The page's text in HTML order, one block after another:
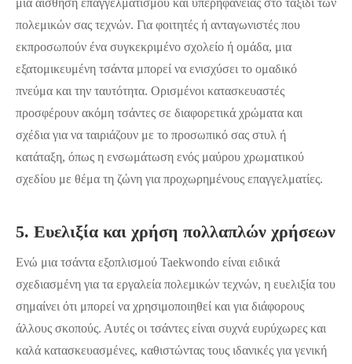
μια αίσθηση επαγγελματισμού και υπερηφάνειας στο ταξίδι των
πολεμικών σας τεχνών. Για φοιτητές ή ανταγωνιστές που
εκπροσωπούν ένα συγκεκριμένο σχολείο ή ομάδα, μια
εξατομικευμένη τσάντα μπορεί να ενισχύσει το ομαδικό
πνεύμα και την ταυτότητα. Ορισμένοι κατασκευαστές
προσφέρουν ακόμη τσάντες σε διαφορετικά χρώματα και
σχέδια για να ταιριάζουν με το προσωπικό σας στυλ ή
κατάταξη, όπως η ενσωμάτωση ενός μαύρου χρωματικού
σχεδίου με θέμα τη ζώνη για προχωρημένους επαγγελματίες.
5. Ευελιξία και χρήση πολλαπλών χρήσεων
Ενώ μια τσάντα εξοπλισμού Taekwondo είναι ειδικά
σχεδιασμένη για τα εργαλεία πολεμικών τεχνών, η ευελιξία του
σημαίνει ότι μπορεί να χρησιμοποιηθεί και για διάφορους
άλλους σκοπούς. Αυτές οι τσάντες είναι συχνά ευρύχωρες και
καλά κατασκευασμένες, καθιστώντας τους ιδανικές για γενική